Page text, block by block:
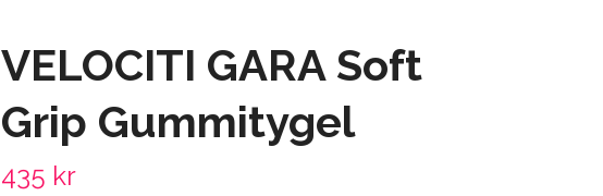
VELOCITI GARA Soft
Grip Gummitygel
435 kr